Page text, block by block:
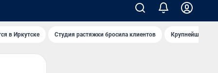
в Иркутске Студия растяжки бросила клиентов Крупнейшие